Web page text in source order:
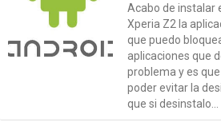
Acabo de instalar
Xperia Z2 la
que puedo
aplicaciones que
problema y es
poder evitar la
que si desinstalo...